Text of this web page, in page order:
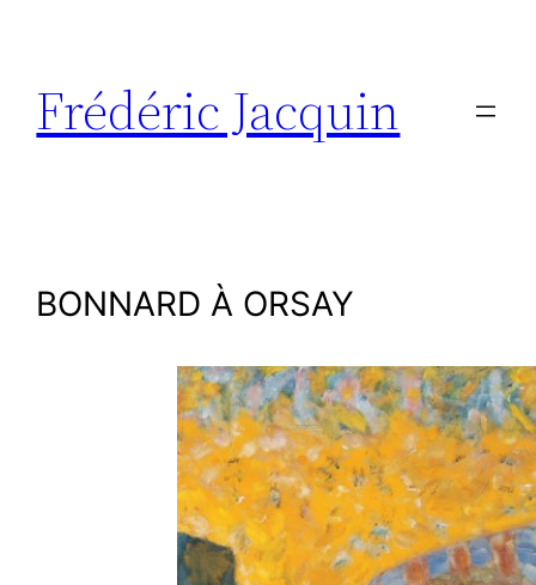
Frédéric Jacquin
BONNARD À ORSAY